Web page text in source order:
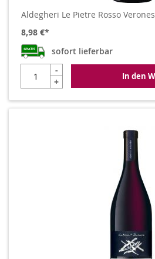
Aldegheri Le Pietre Rosso
8,98 €
sofort lieferbar
-
+
In den